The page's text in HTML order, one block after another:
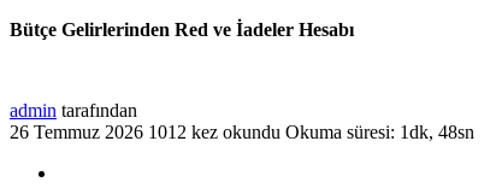
Bütçe Gelirlerinden Red ve İadeler Hesabı
admin tarafından
26 Temmuz 2026 1012 kez okundu Okuma süresi: 1dk, 48sn